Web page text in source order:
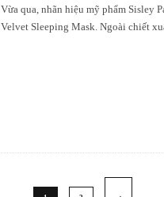
Vừa qua, nhãn hiệu mỹ phẩm Sisley
Velvet Sleeping Mask. Ngoài chiết